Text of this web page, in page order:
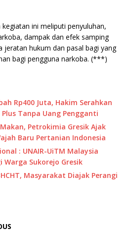
ini meliputi penyuluhan,
dampak dan efek samping
jeratan hukum dan pasal bagi yang
bagi pengguna narkoba. (***)
Rp400 Juta, Hakim Serahkan
Tanpa Uang Pengganti
Petrokimia Gresik Ajak
Baru Pertanian Indonesia
: UNAIR-UiTM Malaysia
Warga Sukorejo Gresik
Masyarakat Diajak Perangi